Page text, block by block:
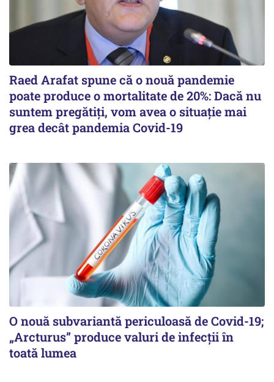
Raed Arafat spune că o nouă pandemie
poate produce o mortalitate de 20%: Dacă nu
suntem pregătiți, vom avea o situație mai
grea decât pandemia Covid-19
O nouă subvariantă periculoasă de Covid-19;
„Arcturus” produce valuri de infecții în
toată lumea